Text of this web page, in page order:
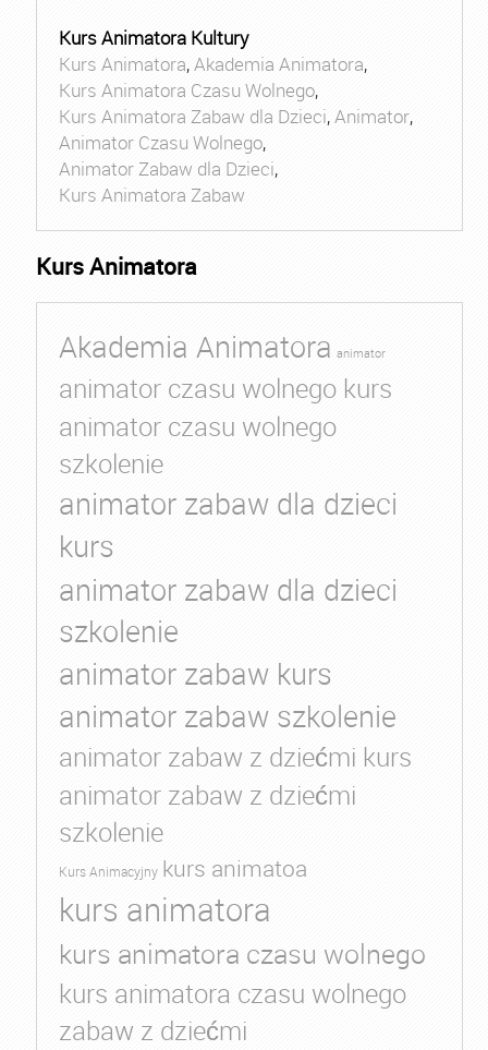
Kurs Animatora Kultury
Kurs Animatora,Akademia Animatora,
Kurs Animatora Czasu Wolnego,
Kurs Animatora Zabaw dla Dzieci,Animator,
Animator Czasu Wolnego,
Animator Zabaw dla Dzieci,
Kurs Animatora Zabaw
Kurs Animatora
Akademia Animatora animator
animator czasu wolnego kurs
animator czasu wolnego
szkolenie
animator zabaw dla dzieci
kurs
animator zabaw dla dzieci
szkolenie
animator zabaw kurs
animator zabaw szkolenie
animator zabaw z dziećmi kurs
animator zabaw z dziećmi
szkolenie
Kurs Animacyjny kurs animatoa
kurs animatora
kurs animatora czasu wolnego
kurs animatora czasu wolnego
zabaw z dziećmi